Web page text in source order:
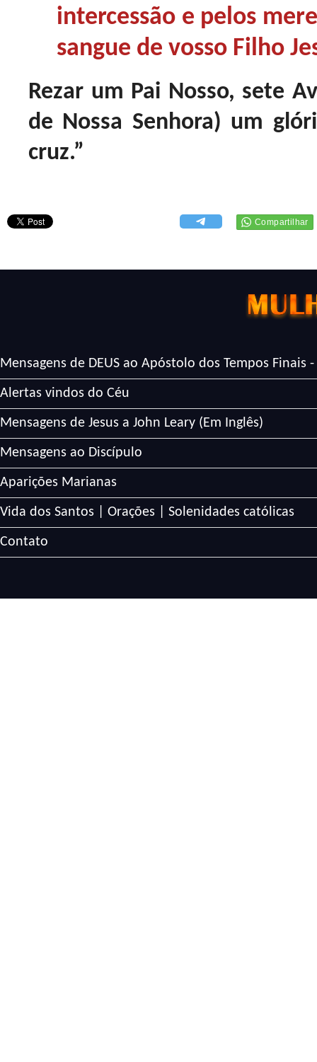
intercessão e pelos
sangue de vosso Filho
Rezar um Pai Nosso, sete
de Nossa Senhora) um
cruz.”
Mensagens de DEUS ao Apóstolo dos Tempos Finais -
Alertas vindos do Céu
Mensagens de Jesus a John Leary (Em Inglês)
Mensagens ao Discípulo
Aparições Marianas
Vida dos Santos | Orações | Solenidades católicas
Contato